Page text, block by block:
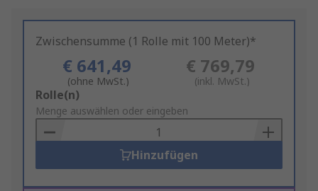
Zwischensumme (1 Rolle mit 100 Meter)*
€ 641,49
(ohne MwSt.)
€ 769,79
(inkl. MwSt.)
Add
to
Basket
Rolle(n)
Menge auswählen oder eingeben
Hinzufügen